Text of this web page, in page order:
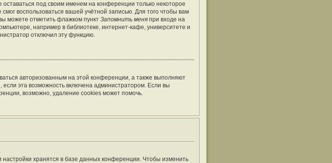
оставаться под своим именем на конференции только некоторое
воспользоваться вашей учётной записью. Для того чтобы вам
можете отметить флажком пункт Запомнить меня при входе на
например в библиотеке, интернет-кафе, университете и
отключил эту функцию.
авторизованным на этой конференции, а также выполняют
эта возможность включена администратором. Если вы
возможно, удаление cookies может помочь.
хранятся в базе данных конференции. Чтобы изменить